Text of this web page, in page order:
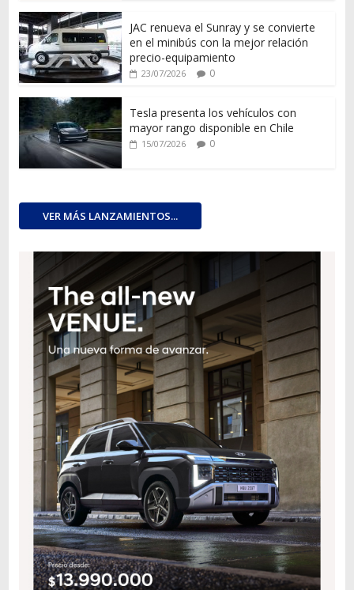
JAC renueva el Sunray y se convierte
en el minibús con la mejor relación
precio-equipamiento
23/07/2026 0
Tesla presenta los vehículos con
mayor rango disponible en Chile
15/07/2026 0
VER MÁS LANZAMIENTOS...